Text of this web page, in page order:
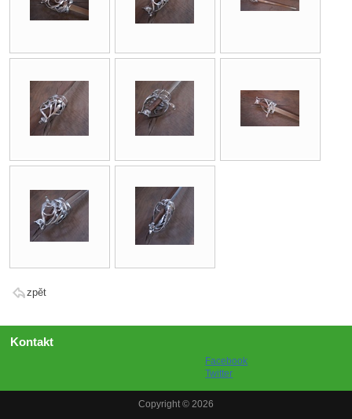
zpět
Kontakt
Facebook
Twitter
Copyright © 2026